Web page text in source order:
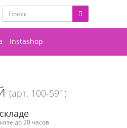
Instashop
(арт. 100-591)
до 20 часов